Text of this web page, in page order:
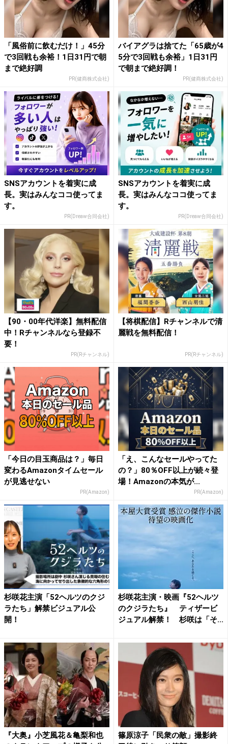
「風俗前に飲むだけ！」45分
で3回戦も余裕！1日31円で朝
まで絶好調
PR(健商株式会社)
バイアグラは捨てた「65歳が4
5分で3回戦も余裕」1日31円
で朝まで絶好調！
PR(健商株式会社)
SNSアカウントを着実に成
長。実はみんなココ使ってま
す。
PR(Dreaw合同会社)
SNSアカウントを着実に成
長。実はみんなココ使ってま
す。
PR(Dreaw合同会社)
【90・00年代洋楽】無料配信
中！Rチャンネルなら登録不
要！
PR(Rチャンネル)
【将棋配信】Rチャンネルで清
麗戦を無料配信！
PR(Rチャンネル)
「今日の目玉商品は？」毎日
変わるAmazonタイムセール
が見逃せない
PR(Amazon)
「え、こんなセールやってた
の？」80％OFF以上が続々登
場！Amazonの本気が...
PR(Amazon)
杉咲花主演「52ヘルツのクジ
ラたち」解禁ビジュアル公
開！
杉咲花主演・映画『52ヘルツ
のクジラたち』 ティザービ
ジュアル解禁！ 杉咲は「そ...
『大奥』小芝風花＆亀梨和也
篠原涼子「民衆の敵」撮影終